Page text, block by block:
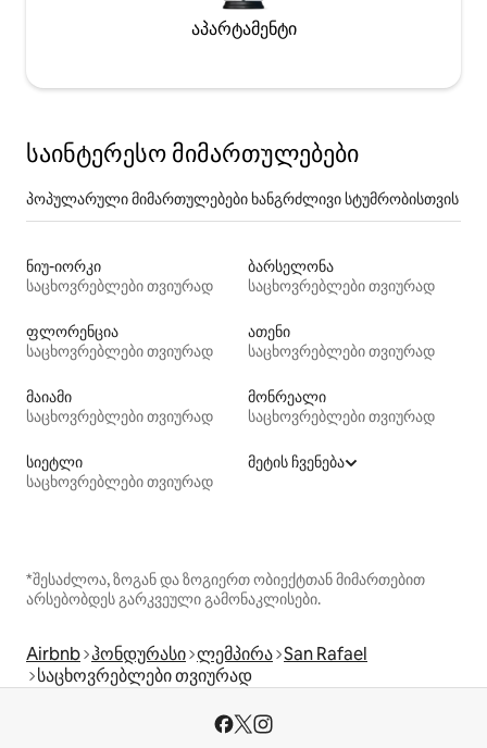
აპარტამენტი
საინტერესო მიმართულებები
პოპულარული მიმართულებები ხანგრძლივი სტუმრობისთვის
ნიუ-იორკი
საცხოვრებლები თვიურად
ბარსელონა
საცხოვრებლები თვიურად
ფლორენცია
საცხოვრებლები თვიურად
ათენი
საცხოვრებლები თვიურად
მაიამი
საცხოვრებლები თვიურად
მონრეალი
საცხოვრებლები თვიურად
სიეტლი
საცხოვრებლები თვიურად
მეტის ჩვენება
*შესაძლოა, ზოგან და ზოგიერთ ობიექტთან მიმართებით
არსებობდეს გარკვეული გამონაკლისები.
Airbnb ჰონდურასი ლემპირა San Rafael
საცხოვრებლები თვიურად